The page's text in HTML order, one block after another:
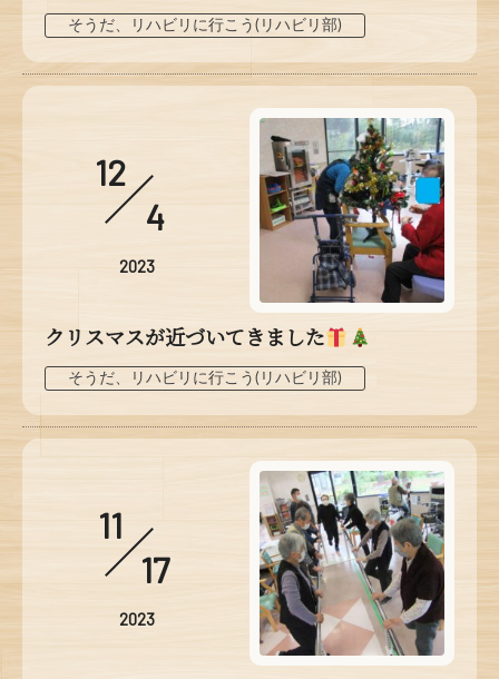
そうだ、リハビリに行こう(リハビリ部)
12
4
2023
クリスマスが近づいてきました
そうだ、リハビリに行こう(リハビリ部)
11
17
2023